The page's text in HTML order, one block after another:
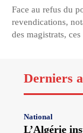
Face au refus du
revendications,
des magistrats,
Derniers
National
L’Algérie